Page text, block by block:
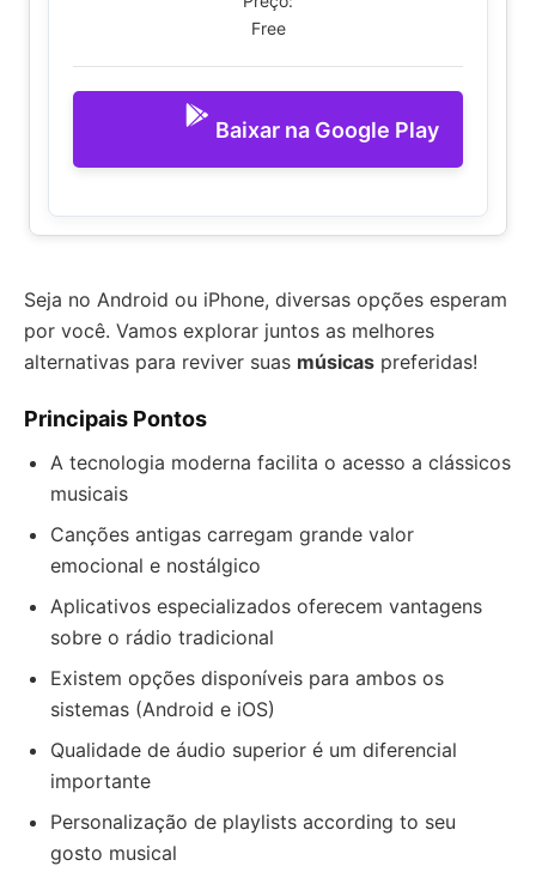
Free
Baixar na Google Play
Seja no Android ou iPhone, diversas opções esperam
por você. Vamos explorar juntos as melhores
alternativas para reviver suas músicas preferidas!
Principais Pontos
A tecnologia moderna facilita o acesso a clássicos
musicais
Canções antigas carregam grande valor
emocional e nostálgico
Aplicativos especializados oferecem vantagens
sobre o rádio tradicional
Existem opções disponíveis para ambos os
sistemas (Android e iOS)
Qualidade de áudio superior é um diferencial
importante
Personalização de playlists according to seu
gosto musical